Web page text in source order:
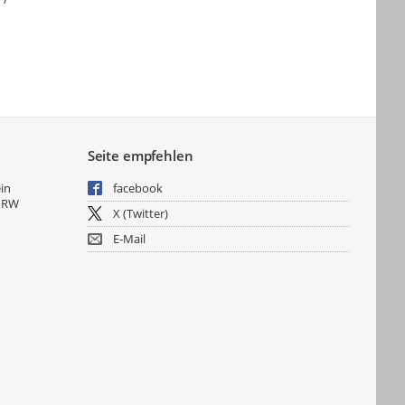
Seite empfehlen
facebook
X (Twitter)
E-Mail